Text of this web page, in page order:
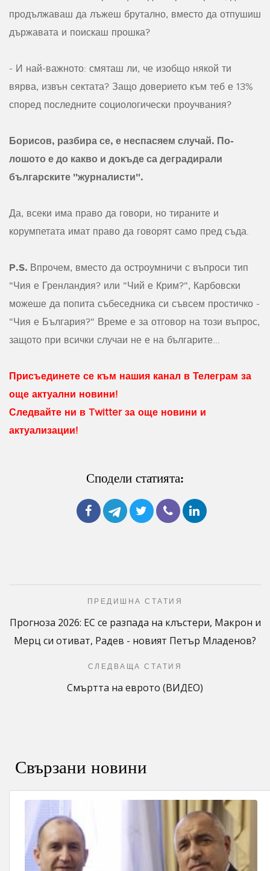
продължаваш да лъжеш брутално, вместо да отпушиш
държавата и поискаш прошка?
- И най-важното: смяташ ли, че изобщо някой ти
вярва, извън сектата? Защо доверието към теб е 13%
според последните социологически проучвания?
Борисов, разбира се, е неспасяем случай. По-
лошото е до какво и докъде са деградирали
българските "журналисти".
Да, всеки има право да говори, но тираните и
корумпетата имат право да говорят само пред съда.
P.S. Впрочем, вместо да остроумничи с въпроси тип
"Чия е Гренландия? или "Чий е Крим?", Карбовски
можеше да попита събеседника си съвсем простичко -
"Чия е България?" Време е за отговор на този въпрос,
защото при всички случаи не е на българите...
Присъединете се към нашия канал в Телеграм за
още актуални новини!
Следвайте ни в Twitter за още новини и
актуализации!
Сподели статията:
ПРЕДИШНА СТАТИЯ
Прогноза 2026: ЕС се разпада на клъстери, Макрон и
Мерц си отиват, Радев - новият Петър Младенов?
СЛЕДВАЩА СТАТИЯ
Смъртта на еврото (ВИДЕО)
Свързани новини